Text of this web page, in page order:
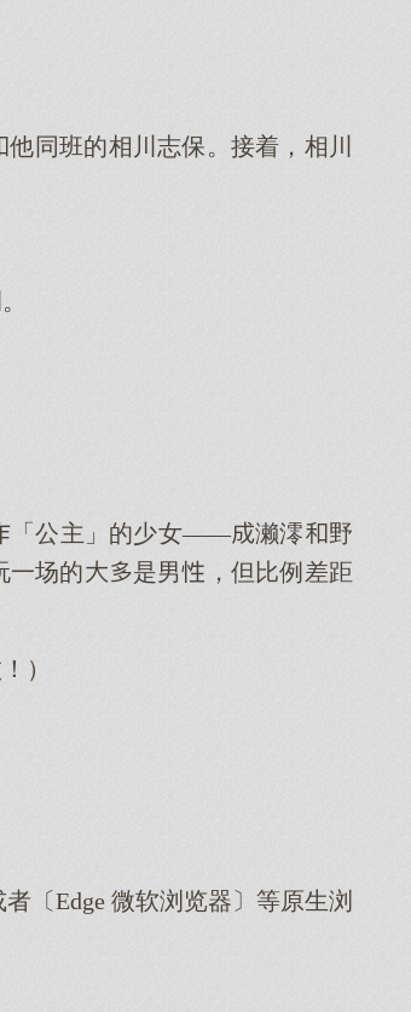
班的相川志保。接着，相川
「公主」的少女——濑澪野
场的是男，但比例差距
）
〔Edge 微软浏览器〕等原生浏